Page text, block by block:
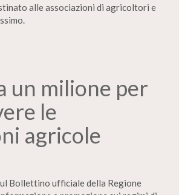
alle associazioni di agricoltori e
un milione per
le
agricole
Bollettino ufficiale della Regione